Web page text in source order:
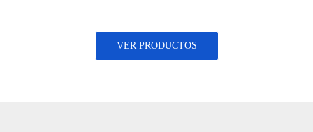
VER PRODUCTOS